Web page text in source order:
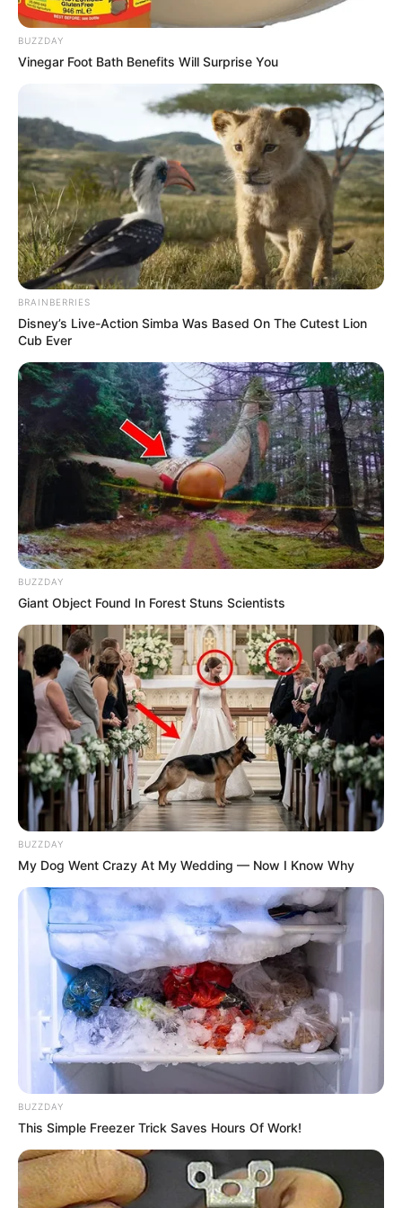
PostedFriss hírek
Henrik szörnyű halála: a király,
aki élve rothadt, felrobbant a
koporsójában, és maradványait
kutyák nyalogatták
bySzerző • February 4, 2026
A rothadó hús bűze annyira elsöprő volt, hogy még
BUZZDAY
Vinegar Foot Bath Benefits Will Surprise You
BRAINBERRIES
Disney’s Live-Action Simba Was Based On The Cutest Lion
Cub Ever
BUZZDAY
Giant Object Found In Forest Stuns Scientists
BUZZDAY
My Dog Went Crazy At My Wedding — Now I Know Why
BUZZDAY
This Simple Freezer Trick Saves Hours Of Work!